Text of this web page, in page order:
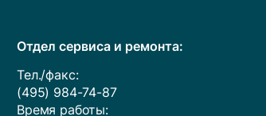
Отдел сервиса и ремонта:
Тел./факс:
(495) 984-74-87
Время работы: